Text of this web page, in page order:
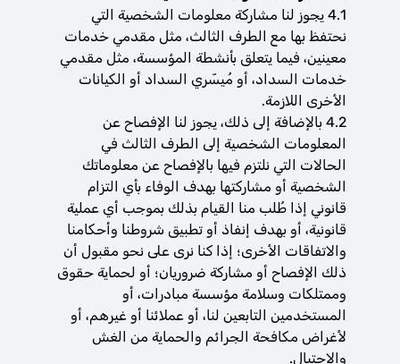
4.1 يجوز لنا مشاركة معلومات الشخصية التي
نحتفظ بها مع الطرف الثالث، مثل مقدمي خدمات
معينين، فيما يتعلق بأنشطة المؤسسة، مثل مقدمي
خدمات السداد، أو مُيسّري السداد أو الكيانات
الأخرى اللازمة.
4.2 بالإضافة إلى ذلك، يجوز لنا الإفصاح عن
المعلومات الشخصية إلى الطرف الثالث في
الحالات التي نلتزم فيها بالإفصاح عن معلوماتك
الشخصية أو مشاركتها بهدف الوفاء بأي التزام
قانوني إذا طُلب منا القيام بذلك بموجب أي عملية
قانونية، أو بهدف إنفاذ أو تطبيق شروطنا وأحكامنا
والاتفاقات الأخرى؛ إذا كنا نرى على نحو مقبول أن
ذلك الإفصاح أو مشاركة ضروريان؛ أو لحماية حقوق
وممتلكات وسلامة مؤسسة مبادرات، أو
المستخدمين التابعين لنا، أو عملائنا أو غيرهم، أو
لأغراض مكافحة الجرائم والحماية من الغش
والاحتيال.